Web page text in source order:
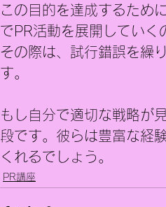
この目的を達成するため
でPR活動を展開していく
その際は、試行錯誤を繰
す。
もし自分で適切な戦略が
段です。彼らは豊富な経
くれるでしょう。
PR講座